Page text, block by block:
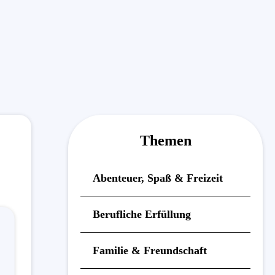
Themen
Abenteuer, Spaß & Freizeit
Berufliche Erfüllung
Familie & Freundschaft